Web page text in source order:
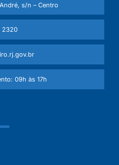
s/n – Centro
2320
09h às 17h